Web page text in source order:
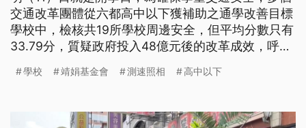
交通改革團體從六都高中以下獲補助之通學改善目標
學校中，檢核共19所學校周邊安全，但平均分數只有
33.79分，質疑政府投入48億元後的改革成效，呼籲
商，3月中旬全民參與街道改善平台，將開放第二次
學校 靖娟基金會 測速照相 高中以下